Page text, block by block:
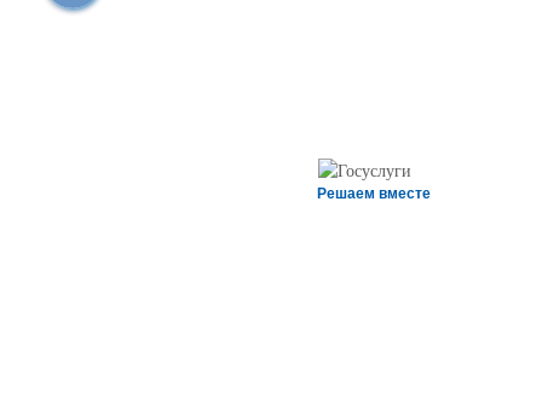
Решаем вместе